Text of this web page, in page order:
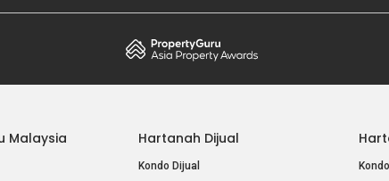
Malaysia Hartanah Dijual
Kondo Dijual